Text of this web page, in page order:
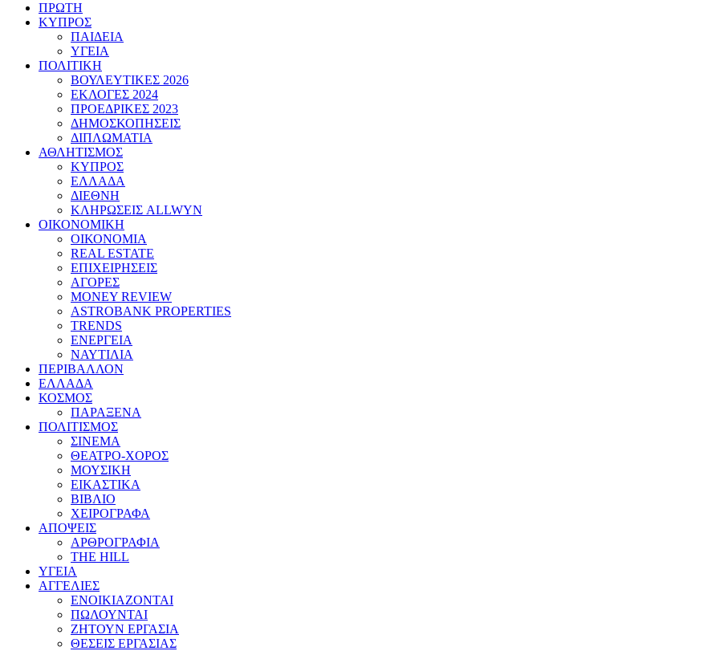
ΠΡΩΤΗ
ΚΥΠΡΟΣ
ΠΑΙΔΕΙΑ
ΥΓΕΙΑ
ΠΟΛΙΤΙΚΗ
ΒΟΥΛΕΥΤΙΚΕΣ 2026
ΕΚΛΟΓΕΣ 2024
ΠΡΟΕΔΡΙΚΕΣ 2023
ΔΗΜΟΣΚΟΠΗΣΕΙΣ
ΔΙΠΛΩΜΑΤΙΑ
ΑΘΛΗΤΙΣΜΟΣ
ΚΥΠΡΟΣ
ΕΛΛΑΔΑ
ΔΙΕΘΝΗ
ΚΛΗΡΩΣΕΙΣ ALLWYN
ΟΙΚΟΝΟΜΙΚΗ
ΟΙΚΟΝΟΜΙΑ
REAL ESTATE
ΕΠΙΧΕΙΡΗΣΕΙΣ
ΑΓΟΡΕΣ
MONEY REVIEW
ASTROBANK PROPERTIES
TRENDS
ΕΝΕΡΓΕΙΑ
ΝΑΥΤΙΛΙΑ
ΠΕΡΙΒΑΛΛΟΝ
ΕΛΛΑΔΑ
ΚΟΣΜΟΣ
ΠΑΡΑΞΕΝΑ
ΠΟΛΙΤΙΣΜΟΣ
ΣΙΝΕΜΑ
ΘΕΑΤΡΟ-ΧΟΡΟΣ
ΜΟΥΣΙΚΗ
ΕΙΚΑΣΤΙΚΑ
ΒΙΒΛΙΟ
ΧΕΙΡΟΓΡΑΦΑ
ΑΠΟΨΕΙΣ
ΑΡΘΡΟΓΡΑΦΙΑ
THE HILL
ΥΓΕΙΑ
ΑΓΓΕΛΙΕΣ
ΕΝΟΙΚΙΑΖΟΝΤΑΙ
ΠΩΛΟΥΝΤΑΙ
ΖΗΤΟΥΝ ΕΡΓΑΣΙΑ
ΘΕΣΕΙΣ ΕΡΓΑΣΙΑΣ